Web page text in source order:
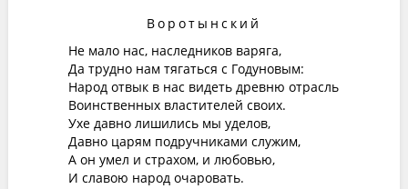
Воротынский
Не мало нас, наследников варяга,
Да трудно нам тягаться с Годуновым:
Народ отвык в нас видеть древню отрасль
Воинственных властителей своих.
Ухе давно лишились мы уделов,
Давно царям подручниками служим,
А он умел и страхом, и любовью,
И славою народ очаровать.